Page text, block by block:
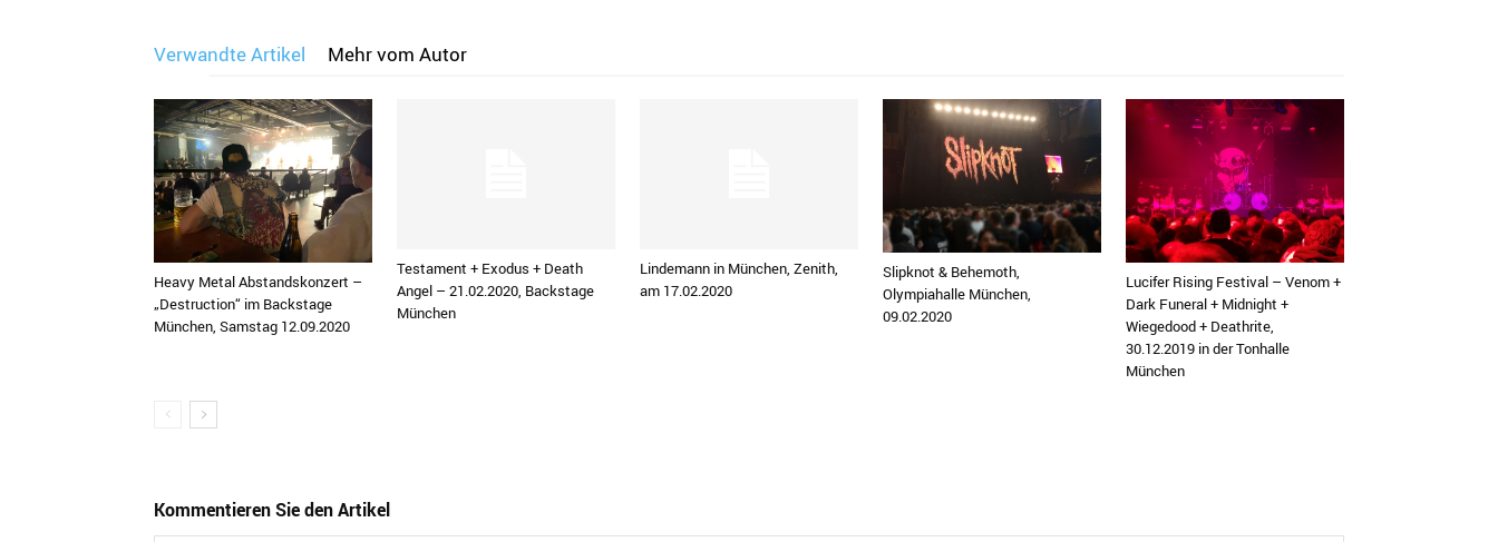
Verwandte Artikel Mehr vom Autor
Heavy Metal Abstandskonzert –
„Destruction“ im Backstage
München, Samstag 12.09.2020
Testament + Exodus + Death
Angel – 21.02.2020, Backstage
München
Lindemann in München, Zenith,
am 17.02.2020
Slipknot & Behemoth,
Olympiahalle München,
09.02.2020
Lucifer Rising Festival – Venom +
Dark Funeral + Midnight +
Wiegedood + Deathrite,
30.12.2019 in der Tonhalle
München
Kommentieren Sie den Artikel